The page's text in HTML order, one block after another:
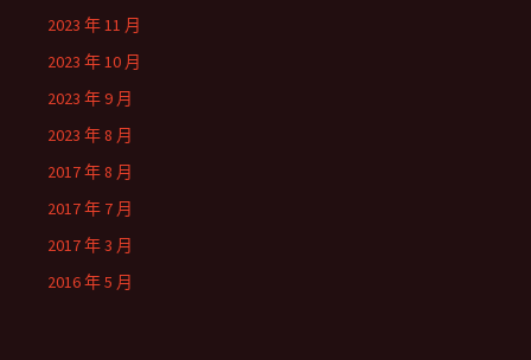
2023 年 11 月
2023 年 10 月
2023 年 9 月
2023 年 8 月
2017 年 8 月
2017 年 7 月
2017 年 3 月
2016 年 5 月